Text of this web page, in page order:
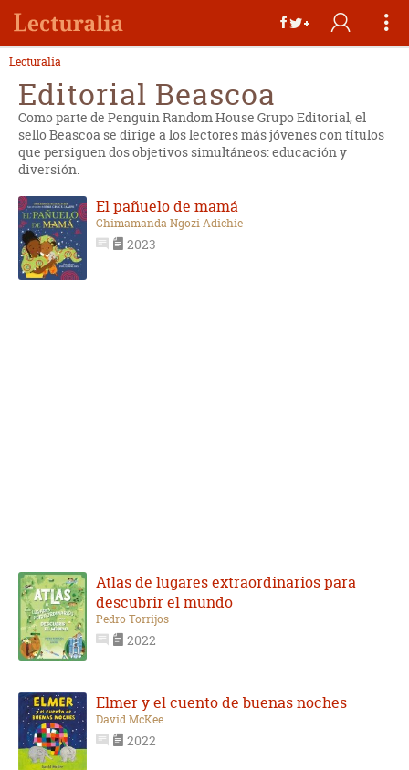
Lecturalia
Editorial Beascoa
Como parte de Penguin Random House Grupo Editorial, el
sello Beascoa se dirige a los lectores más jóvenes con títulos
que persiguen dos objetivos simultáneos: educación y
diversión.
El pañuelo de mamá
Chimamanda Ngozi Adichie
2023
Atlas de lugares extraordinarios para
descubrir el mundo
Pedro Torrijos
2022
Elmer y el cuento de buenas noches
David McKee
2022